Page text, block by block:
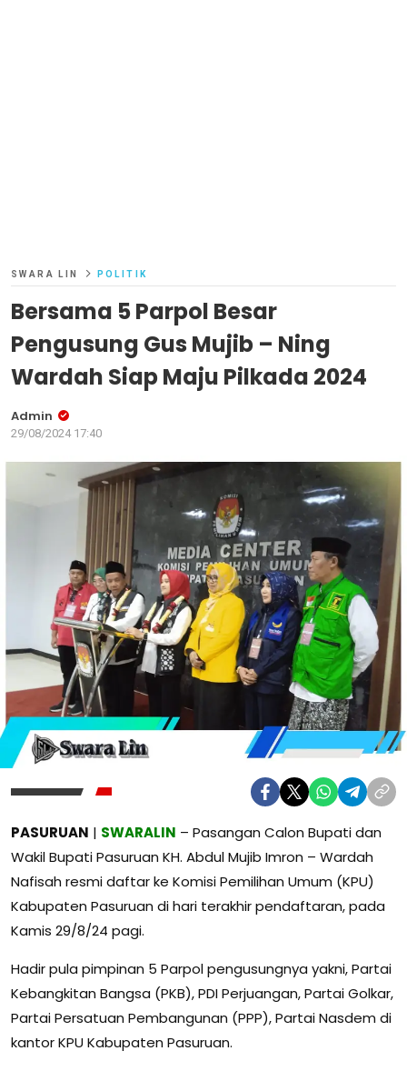
SWARA LIN POLITIK
Bersama 5 Parpol Besar
Pengusung Gus Mujib – Ning
Wardah Siap Maju Pilkada 2024
Admin
29/08/2024 17:40
PASURUAN | SWARALIN – Pasangan Calon Bupati dan
Wakil Bupati Pasuruan KH. Abdul Mujib Imron – Wardah
Nafisah resmi daftar ke Komisi Pemilihan Umum (KPU)
Kabupaten Pasuruan di hari terakhir pendaftaran, pada
Kamis 29/8/24 pagi.
Hadir pula pimpinan 5 Parpol pengusungnya yakni, Partai
Kebangkitan Bangsa (PKB), PDI Perjuangan, Partai Golkar,
Partai Persatuan Pembangunan (PPP), Partai Nasdem di
kantor KPU Kabupaten Pasuruan.